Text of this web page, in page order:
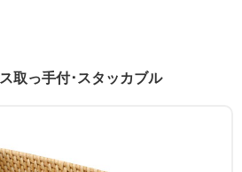
取っ手付･スタッカブル